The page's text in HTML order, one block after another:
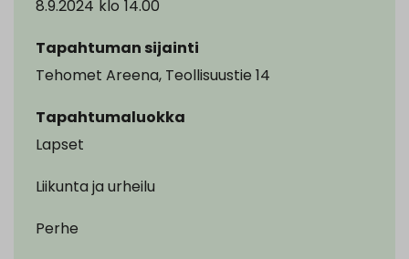
8.9.2024 klo 14.00
Tapahtuman sijainti
Tehomet Areena, Teollisuustie 14
Tapahtumaluokka
Lapset
Liikunta ja urheilu
Perhe